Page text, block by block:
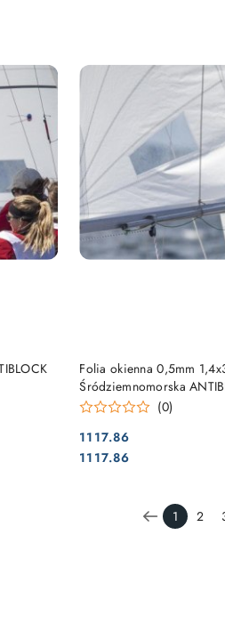
Folia okienna 0,5mm
Śródziemnomorska
(0)
Cena:
1117.86
Cena:
1117.86
1 2